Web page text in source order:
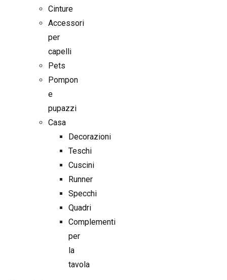
Cinture
Accessori
per
capelli
Pets
Pompon
e
pupazzi
Casa
Decorazioni
Teschi
Cuscini
Runner
Specchi
Quadri
Complementi
per
la
tavola